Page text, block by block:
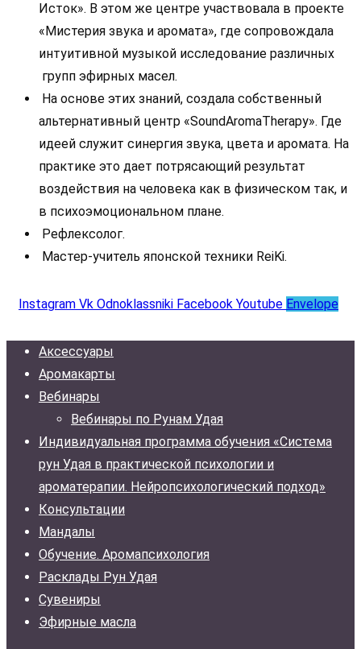
Исток». В этом же центре участвовала в проекте
«Мистерия звука и аромата», где сопровождала
интуитивной музыкой исследование различных
групп эфирных масел.
На основе этих знаний, создала собственный
альтернативный центр «SoundAromaTherapy». Где
идеей служит синергия звука, цвета и аромата. На
практике это дает потрясающий результат
воздействия на человека как в физическом так, и
в психоэмоциональном плане.
Рефлексолог.
Мастер-учитель японской техники ReiKi.
Instagram Vk Odnoklassniki Facebook Youtube Envelope
Аксессуары
Аромакарты
Вебинары
Вебинары по Рунам Удая
Индивидуальная программа обучения «Система
рун Удая в практической психологии и
ароматерапии. Нейропсихологический подход»
Консультации
Мандалы
Обучение. Аромапсихология
Расклады Рун Удая
Сувениры
Эфирные масла